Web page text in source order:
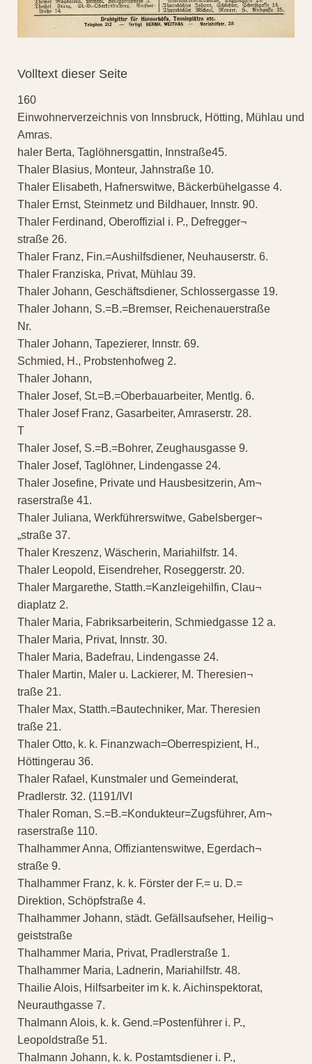
Volltext dieser Seite
160
Einwohnerverzeichnis von Innsbruck, Hötting, Mühlau und
Amras.
haler Berta, Taglöhnersgattin, Innstraße45.
Thaler Blasius, Monteur, Jahnstraße 10.
Thaler Elisabeth, Hafnerswitwe, Bäckerbühelgasse 4.
Thaler Ernst, Steinmetz und Bildhauer, Innstr. 90.
Thaler Ferdinand, Oberoffizial i. P., Defregger¬
straße 26.
Thaler Franz, Fin.=Aushilfsdiener, Neuhauserstr. 6.
Thaler Franziska, Privat, Mühlau 39.
Thaler Johann, Geschäftsdiener, Schlossergasse 19.
Thaler Johann, S.=B.=Bremser, Reichenauerstraße
Nr.
Thaler Johann, Tapezierer, Innstr. 69.
Schmied, H., Probstenhofweg 2.
Thaler Johann,
Thaler Josef, St.=B.=Oberbauarbeiter, Mentlg. 6.
Thaler Josef Franz, Gasarbeiter, Amraserstr. 28.
T
Thaler Josef, S.=B.=Bohrer, Zeughausgasse 9.
Thaler Josef, Taglöhner, Lindengasse 24.
Thaler Josefine, Private und Hausbesitzerin, Am¬
raserstraße 41.
Thaler Juliana, Werkführerswitwe, Gabelsberger¬
„straße 37.
Thaler Kreszenz, Wäscherin, Mariahilfstr. 14.
Thaler Leopold, Eisendreher, Roseggerstr. 20.
Thaler Margarethe, Statth.=Kanzleigehilfin, Clau¬
diaplatz 2.
Thaler Maria, Fabriksarbeiterin, Schmiedgasse 12 a.
Thaler Maria, Privat, Innstr. 30.
Thaler Maria, Badefrau, Lindengasse 24.
Thaler Martin, Maler u. Lackierer, M. Theresien¬
traße 21.
Thaler Max, Statth.=Bautechniker, Mar. Theresien
traße 21.
Thaler Otto, k. k. Finanzwach=Oberrespizient, H.,
Höttingerau 36.
Thaler Rafael, Kunstmaler und Gemeinderat,
Pradlerstr. 32. (1191/IVI
Thaler Roman, S.=B.=Kondukteur=Zugsführer, Am¬
raserstraße 110.
Thalhammer Anna, Offiziantenswitwe, Egerdach¬
straße 9.
Thalhammer Franz, k. k. Förster der F.= u. D.=
Direktion, Schöpfstraße 4.
Thalhammer Johann, städt. Gefällsaufseher, Heilig¬
geiststraße
Thalhammer Maria, Privat, Pradlerstraße 1.
Thalhammer Maria, Ladnerin, Mariahilfstr. 48.
Thailie Alois, Hilfsarbeiter im k. k. Aichinspektorat,
Neurauthgasse 7.
Thalmann Alois, k. k. Gend.=Postenführer i. P.,
Leopoldstraße 51.
Thalmann Johann, k. k. Postamtsdiener i. P.,